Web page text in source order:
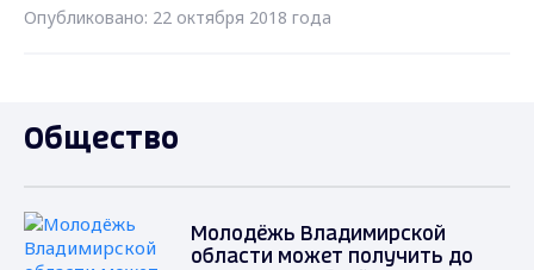
Опубликовано: 22 октября 2018 года
Общество
Молодёжь Владимирской
области может получить до